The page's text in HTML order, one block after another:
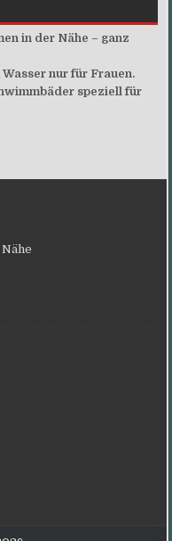
in der Nähe – ganz
nur für Frauen.
speziell für